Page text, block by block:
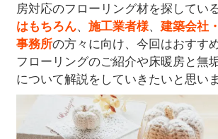
房対応のフローリング材を探してい
はもちろん、施工業者様、建築会社
事務所の方々に向け、今回はおすす
フローリングのご紹介や床暖房と無
について解説をしていきたいと思いま